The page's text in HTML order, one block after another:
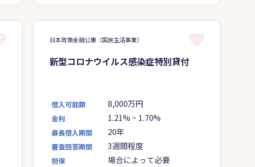
日本政策金融公庫（国民生活事業）
新型コロナウイルス感染症特別貸付
借入可能額 8,000万円
金利 1.21% ~ 1.70%
最長借入期間 20年
審査回答期間 3週間程度
担保 場合によって必要